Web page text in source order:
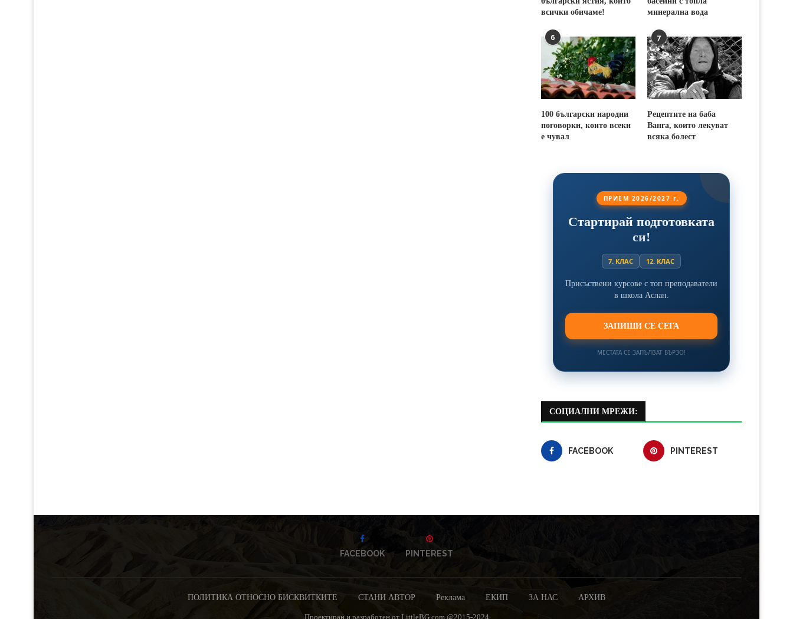
всички обичаме!
минерална вода
6
100 български народни
поговорки, които всеки
е чувал
7
Рецептите на баба
Ванга, които лекуват
всяка болест
ПРИЕМ 2026/2027 г.
Стартирай подготовката
си!
7. КЛАС 12. КЛАС
Присъствени курсове с топ преподаватели
в школа Аслан.
ЗАПИШИ СЕ СЕГА
МЕСТАТА СЕ ЗАПЪЛВАТ БЪРЗО!
СОЦИАЛНИ МРЕЖИ:
FACEBOOK PINTEREST
FACEBOOK PINTEREST
ПОЛИТИКА ОТНОСНО БИСКВИТКИТЕ СТАНИ АВТОР Реклама ЕКИП ЗА НАС АРХИВ
Проектиран и разработен от LittleBG.com @2015-2024